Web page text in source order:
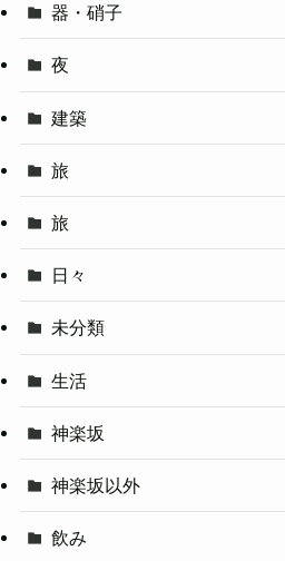
器・硝子
夜
建築
旅
旅
日々
未分類
生活
神楽坂
神楽坂以外
飲み